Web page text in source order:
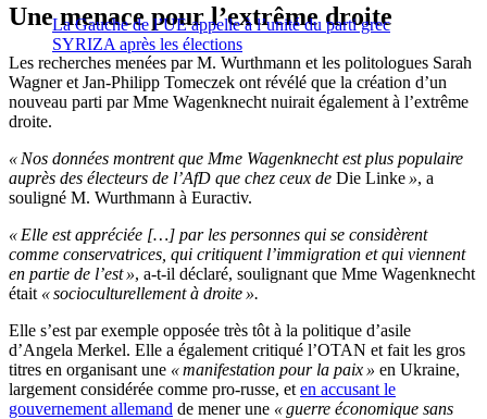
La Gauche de l’UE appelle à l’unité du parti grec
SYRIZA après les élections
Une menace pour l’extrême droite
Les recherches menées par M. Wurthmann et les politologues Sarah
Wagner et Jan-Philipp Tomeczek ont révélé que la création d’un
nouveau parti par Mme Wagenknecht nuirait également à l’extrême
droite.
« Nos données montrent que Mme Wagenknecht est plus populaire
auprès des électeurs de l’AfD que chez ceux de Die Linke », a
souligné M. Wurthmann à Euractiv.
« Elle est appréciée […] par les personnes qui se considèrent
comme conservatrices, qui critiquent l’immigration et qui viennent
en partie de l’est », a-t-il déclaré, soulignant que Mme Wagenknecht
était « socioculturellement à droite ».
Elle s’est par exemple opposée très tôt à la politique d’asile
d’Angela Merkel. Elle a également critiqué l’OTAN et fait les gros
titres en organisant une « manifestation pour la paix » en Ukraine,
largement considérée comme pro-russe, et en accusant le
gouvernement allemand de mener une « guerre économique sans